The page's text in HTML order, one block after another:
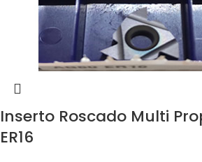
Inserto Roscado Multi
ER16